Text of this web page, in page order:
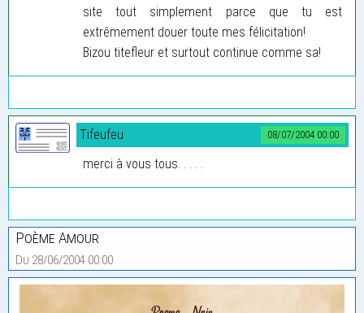
site tout simplement parce que tu est
extrêmement douer toute mes félicitation!
Bizou titefleur et surtout continue comme sa!
08/07/2004 00:00
Tifeufeu
merci à vous tous. . . . .
Poème Amour
Du 28/06/2004 00:00